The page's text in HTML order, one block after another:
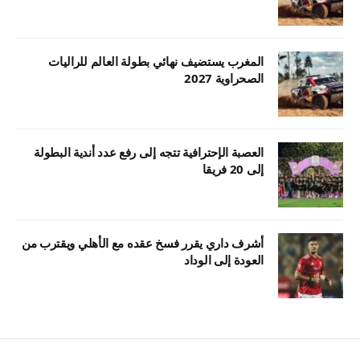
المغرب يستضيف نهائي بطولة العالم للراليات
الصحراوية 2027
العصبة الإحترافية تتجه إلى رفع عدد أندية البطولة
إلى 20 فريقا
أشرف داري يقرر فسخ عقده مع الأهلي ويقترب من
العودة إلى الوداد